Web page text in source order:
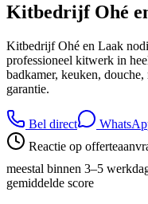
Kitbedrijf Ohé
Kitbedrijf Ohé en Laak
professioneel kitwerk in
badkamer, keuken,
garantie.
Bel direct
Reactie op
meestal binnen 3–5
gemiddelde score